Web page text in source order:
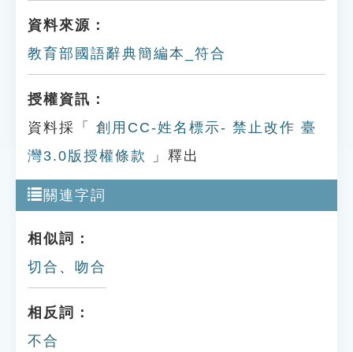
資料來源：
教育部國語辭典簡編本_符合
授權資訊：
資料採「
創用CC-姓名標示- 禁止改作 臺
灣3.0版授權條款
」釋出
關連字詞
相似詞：
切合 、 吻合
相反詞：
不合